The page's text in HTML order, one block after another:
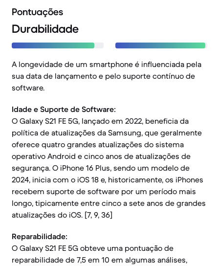
Pontuações
Durabilidade
A longevidade de um smartphone é influenciada pela
sua data de lançamento e pelo suporte contínuo de
software.
Idade e Suporte de Software:
O Galaxy S21 FE 5G, lançado em 2022, beneficia da
política de atualizações da Samsung, que geralmente
oferece quatro grandes atualizações do sistema
operativo Android e cinco anos de atualizações de
segurança. O iPhone 16 Plus, sendo um modelo de
2024, inicia com o iOS 18 e, historicamente, os iPhones
recebem suporte de software por um período mais
longo, tipicamente entre cinco a sete anos de grandes
atualizações do iOS. [7, 9, 36]
Reparabilidade:
O Galaxy S21 FE 5G obteve uma pontuação de
reparabilidade de 7,5 em 10 em algumas análises,